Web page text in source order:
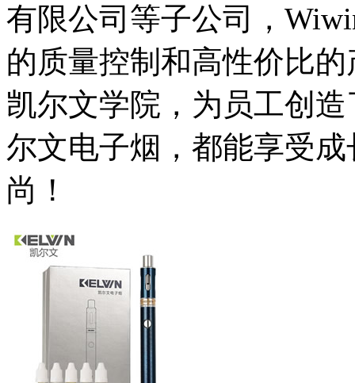
有限公司等子公司，
的质量控制和高性价比
凯尔文学院，为员工创
尔文电子烟，都能享受
尚！